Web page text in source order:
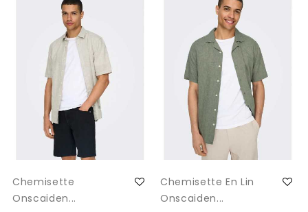
Chemisette
Onscaiden...
Chemisette En Lin
Onscaiden...